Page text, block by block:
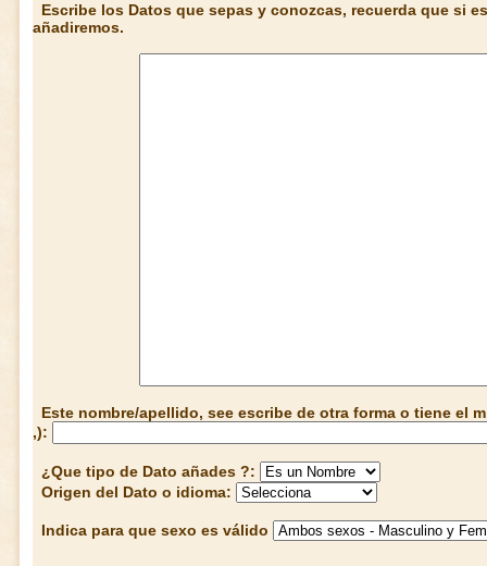
Escribe los Datos que sepas y conozcas, recuerda que si
añadiremos.
Este nombre/apellido, see escribe de otra forma o tiene el
,):
¿Que tipo de Dato añades ?:
Origen del Dato o idioma:
Indica para que sexo es válido